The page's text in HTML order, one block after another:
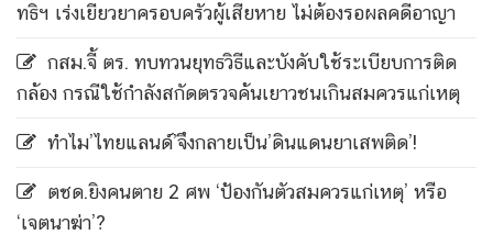
ทธิฯ เร่งเยียวยาครอบครัวผู้เสียหาย ไม่ต้องรอผลคดีอาญา
กสม.จี้ ตร. ทบทวนยุทธวิธีและบังคับใช้ระเบียบการติด
กล้อง กรณีใช้กำลังสกัดตรวจค้นเยาวชนเกินสมควรแก่เหตุ
ทำไม’ไทยแลนด์’จึงกลายเป็น’ดินแดนยาเสพติด’!
ตชด.ยิงคนตาย 2 ศพ ‘ป้องกันตัวสมควรแก่เหตุ’ หรือ
‘เจตนาฆ่า’?